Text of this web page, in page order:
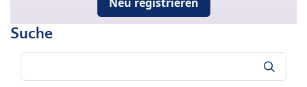
Suche